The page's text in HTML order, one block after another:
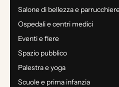
Salone di bellezza e
Ospedali e centri medici
Eventi e fiere
Spazio pubblico
Palestra e yoga
Scuole e prima infanzia